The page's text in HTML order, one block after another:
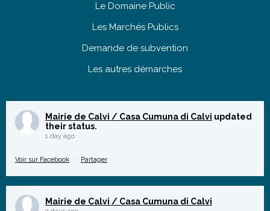
Le Domaine Public
Les Marchés Publics
Demande de subvention
Les autres démarches
Mairie de Calvi / Casa Cumuna di Calvi updated
their status.
1 day ago
Voir sur Facebook · Partager
Mairie de Calvi / Casa Cumuna di Calvi